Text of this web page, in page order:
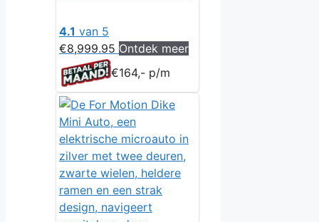
4.1 van 5
€8,999.95 Ontdek meer
€164,- p/m